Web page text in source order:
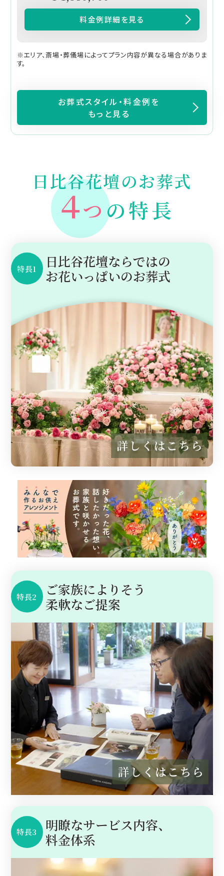
料金例詳細を見る
※エリア、斎場・葬儀場によってプラン内容が異なる場合がありま
す。
お葬式スタイル・料金例を
もっと見る
日比谷花壇のお葬式
４つ の特長
特長1
日比谷花壇ならではの
お花いっぱいのお葬式
特長2
ご家族によりそう
柔軟なご提案
特長3
明瞭なサービス内容、
料金体系